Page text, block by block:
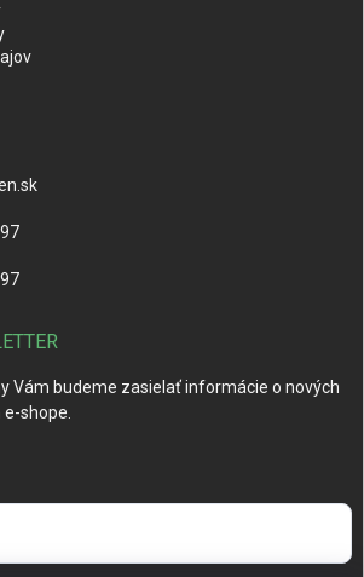
Vám budeme zasielať informácie o nových
shope.